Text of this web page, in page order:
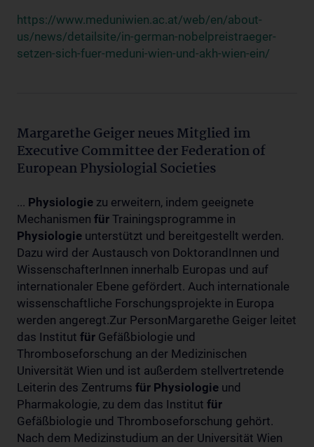
https://www.meduniwien.ac.at/web/en/about-
us/news/detailsite/in-german-nobelpreistraeger-
setzen-sich-fuer-meduni-wien-und-akh-wien-ein/
Margarethe Geiger neues Mitglied im
Executive Committee der Federation of
European Physiologial Societies
... Physiologie zu erweitern, indem geeignete
Mechanismen für Trainingsprogramme in
Physiologie unterstützt und bereitgestellt werden.
Dazu wird der Austausch von DoktorandInnen und
WissenschafterInnen innerhalb Europas und auf
internationaler Ebene gefördert. Auch internationale
wissenschaftliche Forschungsprojekte in Europa
werden angeregt.Zur PersonMargarethe Geiger leitet
das Institut für Gefäßbiologie und
Thromboseforschung an der Medizinischen
Universität Wien und ist außerdem stellvertretende
Leiterin des Zentrums für Physiologie und
Pharmakologie, zu dem das Institut für
Gefäßbiologie und Thromboseforschung gehört.
Nach dem Medizinstudium an der Universität Wien